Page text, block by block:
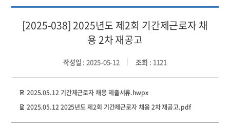
[2025-038] 2025년도 제2회 기간제근로자 채
용 2차 재공고
작성일 : 2025-05-12 조회 : 1121
2025.05.12 기간제근로자 채용 제출서류.hwpx
2025.05.12 2025년도 제2회 기간제근로자 채용 2차 재공고.pdf